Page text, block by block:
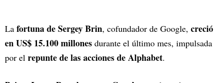
La fortuna de Sergey Brin, cofundador de Google, creció
en US$ 15.100 millones durante el último mes, impulsada
por el repunte de las acciones de Alphabet.